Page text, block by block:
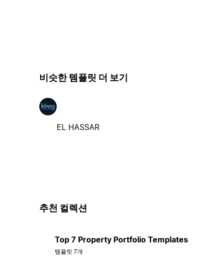
비슷한 템플릿 더 보기
EL HASSAR
추천 컬렉션
Top 7 Property Portfolio Templates
템플릿 7개